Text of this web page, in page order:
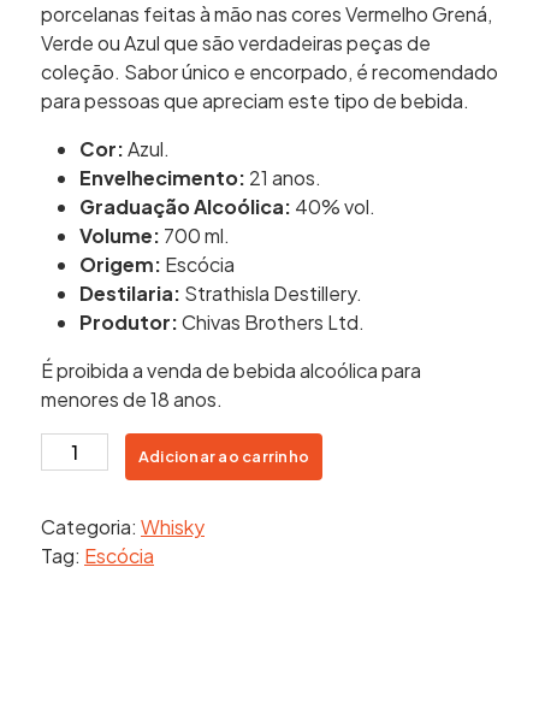
porcelanas feitas à mão nas cores Vermelho Grená,
Verde ou Azul que são verdadeiras peças de
coleção. Sabor único e encorpado, é recomendado
para pessoas que apreciam este tipo de bebida.
Cor:Azul.
Envelhecimento: 21 anos.
Graduação Alcoólica: 40% vol.
Volume: 700 ml.
Origem: Escócia
Destilaria: Strathisla Destillery.
Produtor:Chivas Brothers Ltd.
É proibida a venda de bebida alcoólica para
menores de 18 anos.
Whisky
Chivas
Salute
21
Adicionar ao carrinho
Categoria: Whisky
Tag: Escócia